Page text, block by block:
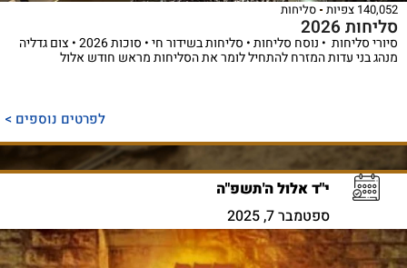
140,052 צפיות סליחות
סליחות 2026
סיורי סליחות • נוסח סליחות • סליחות בשידור חי • סוכות 2026 • צום גדליה
מנהג בני עדות המזרח להתחיל לומר את הסליחות מראש חודש אלול
לפרטים נוספים >
י"ד אלול ה'תשפ"ה
ספטמבר 7, 2025